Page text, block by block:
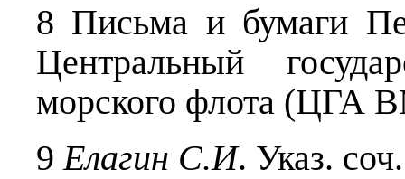
8 Письма и бумаги
Центральный
морского флота (ЦГА
9 Елагин С.И. Указ.